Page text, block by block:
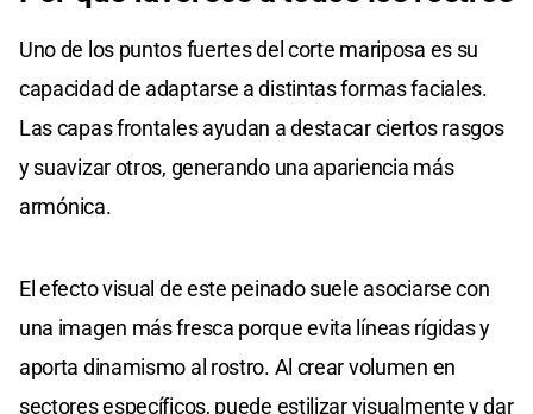
Uno de los puntos fuertes del corte mariposa es su
capacidad de adaptarse a distintas formas faciales.
Las capas frontales ayudan a destacar ciertos rasgos
y suavizar otros, generando una apariencia más
armónica.
El efecto visual de este peinado suele asociarse con
una imagen más fresca porque evita líneas rígidas y
aporta dinamismo al rostro. Al crear volumen en
sectores específicos, puede estilizar visualmente y dar